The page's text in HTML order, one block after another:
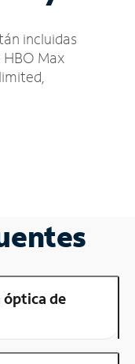
incluidas
Max
óptica de